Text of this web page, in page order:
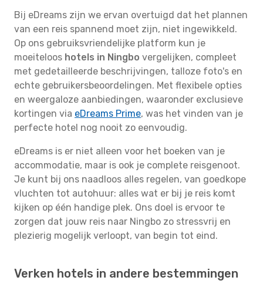
Bij eDreams zijn we ervan overtuigd dat het plannen
van een reis spannend moet zijn, niet ingewikkeld.
Op ons gebruiksvriendelijke platform kun je
moeiteloos hotels in Ningbo vergelijken, compleet
met gedetailleerde beschrijvingen, talloze foto's en
echte gebruikersbeoordelingen. Met flexibele opties
en weergaloze aanbiedingen, waaronder exclusieve
kortingen via eDreams Prime, was het vinden van je
perfecte hotel nog nooit zo eenvoudig.
eDreams is er niet alleen voor het boeken van je
accommodatie, maar is ook je complete reisgenoot.
Je kunt bij ons naadloos alles regelen, van goedkope
vluchten tot autohuur: alles wat er bij je reis komt
kijken op één handige plek. Ons doel is ervoor te
zorgen dat jouw reis naar Ningbo zo stressvrij en
plezierig mogelijk verloopt, van begin tot eind.
Verken hotels in andere bestemmingen